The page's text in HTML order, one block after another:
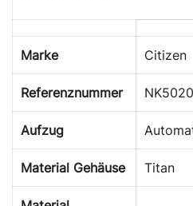
Marke Citizen
Referenznummer
Aufzug
Material Gehäuse Titan